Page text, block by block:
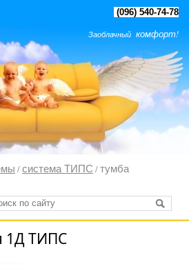
(096) 540-74-78
Заоблачный комфорт!
/система ТИПС /тумба
1Д ТИПС